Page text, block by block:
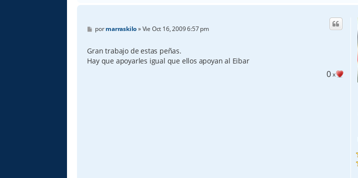
M
e
s
a
j
pormarraskilo»Vie Oct 16, 2009 6:57 pm
Gran trabajo de estas peñas.
Hay que apoyarles igual que ellos apoyan al Eibar
0x